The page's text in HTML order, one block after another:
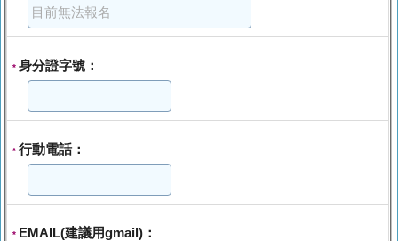
* 身分證字號：
* 行動電話：
* EMAIL(建議用gmail)：